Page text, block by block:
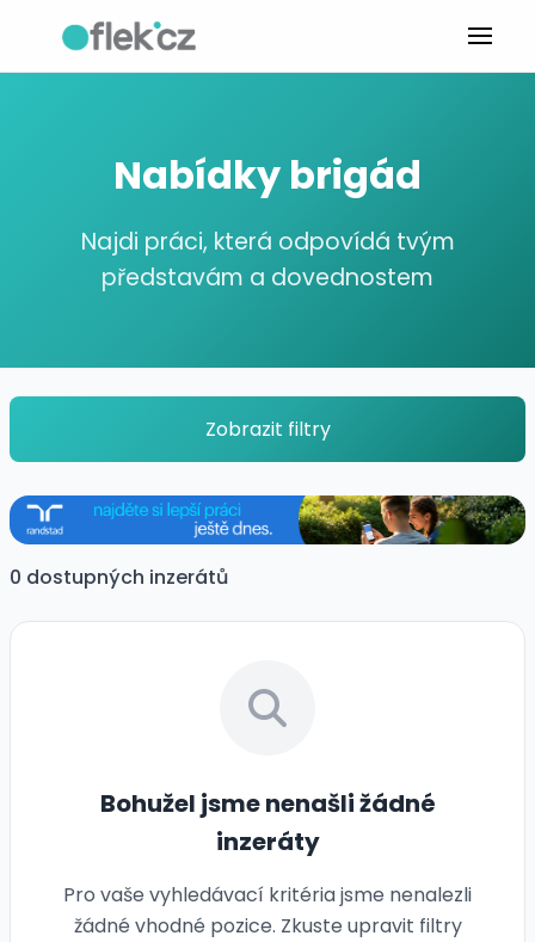
Nabídky brigád
Najdi práci, která odpovídá tvým
představám a dovednostem
Zobrazit filtry
0 dostupných inzerátů
Bohužel jsme nenašli žádné
inzeráty
Pro vaše vyhledávací kritéria jsme nenalezli
žádné vhodné pozice. Zkuste upravit filtry